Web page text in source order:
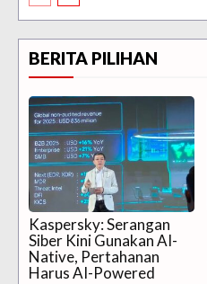
BERITA PILIHAN
Kaspersky: Serangan
Siber Kini Gunakan AI-
Native, Pertahanan
Harus AI-Powered